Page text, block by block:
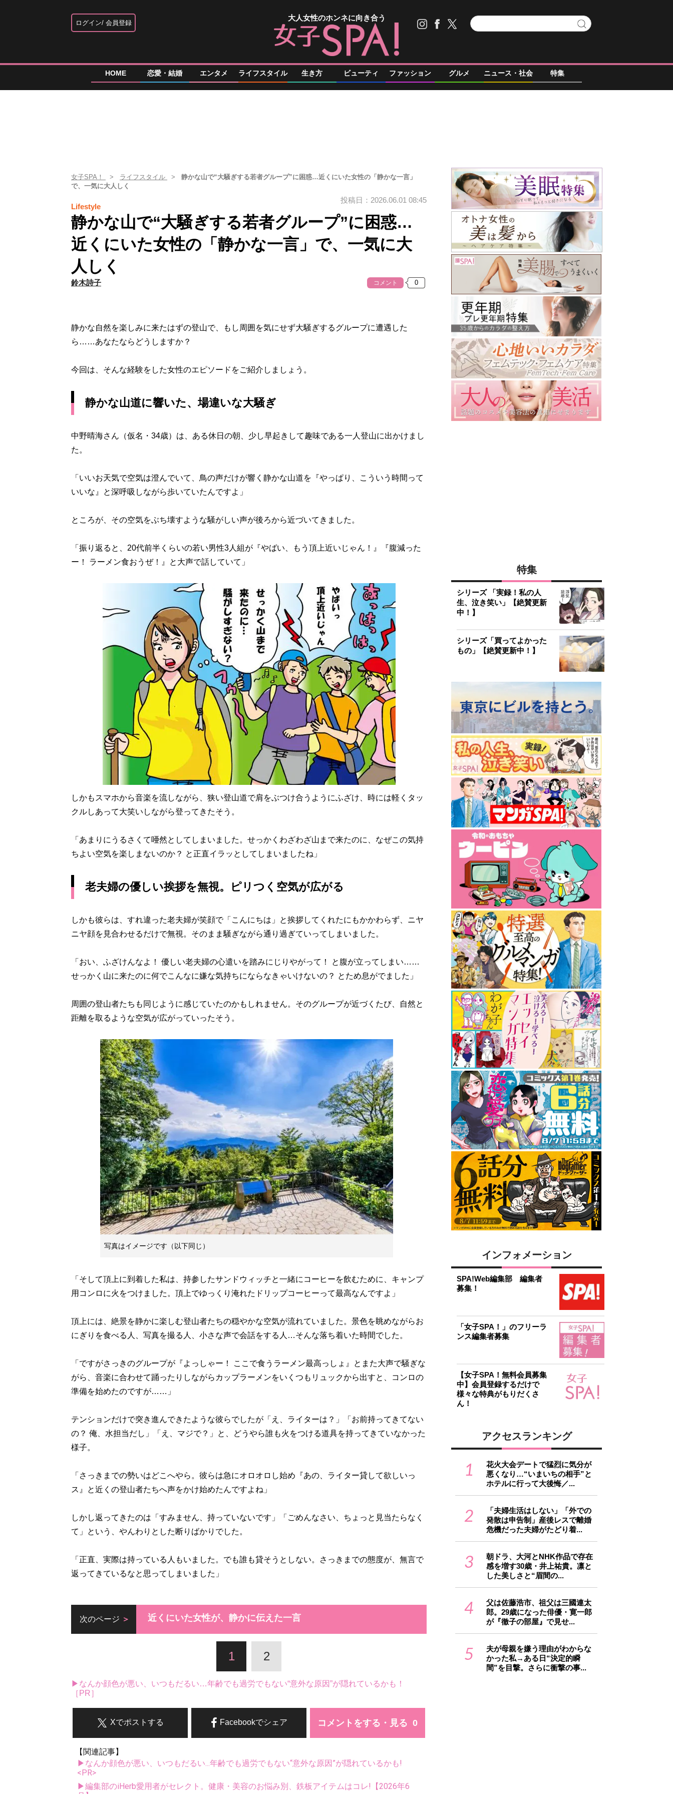
ログイン 会員登録
大人女性のホンネに向き合う
HOME 恋愛・結婚 エンタメ ライフスタイル 生き方 ビューティ ファッション グルメ ニュース・社会 特集
女子SPA！ ライフスタイル
静かな山で“大騒ぎする若者グループ”に困惑…近くにいた女性の「静かな一言」
で、一気に大人しく
Lifestyle
投稿日：2026.06.01 08:45
静かな山で“大騒ぎする若者グループ”に困惑…
近くにいた女性の「静かな一言」で、一気に大
人しく
鈴木詩子 コメント
静かな自然を楽しみに来たはずの登山で、もし周囲を気にせず大騒ぎするグループに遭遇した
ら……あなたならどうしますか？
今回は、そんな経験をした女性のエピソードをご紹介しましょう。
静かな山道に響いた、場違いな大騒ぎ
中野晴海さん（仮名・34歳）は、ある休日の朝、少し早起きして趣味である一人登山に出かけまし
た。
「いいお天気で空気は澄んでいて、鳥の声だけが響く静かな山道を『やっぱり、こういう時間って
いいな』と深呼吸しながら歩いていたんですよ」
ところが、その空気をぶち壊すような騒がしい声が後ろから近づいてきました。
「振り返ると、20代前半くらいの若い男性3人組が『やばい、もう頂上近いじゃん！』『腹減った
ー！ ラーメン食おうぜ！』と大声で話していて」
しかもスマホから音楽を流しながら、狭い登山道で肩をぶつけ合うようにふざけ、時には軽くタッ
クルしあって大笑いしながら登ってきたそう。
「あまりにうるさくて唖然としてしまいました。せっかくわざわざ山まで来たのに、なぜこの気持
ちよい空気を楽しまないのか？ と正直イラッとしてしまいましたね」
老夫婦の優しい挨拶を無視。ピリつく空気が広がる
しかも彼らは、すれ違った老夫婦が笑顔で「こんにちは」と挨拶してくれたにもかかわらず、ニヤ
ニヤ顔を見合わせるだけで無視。そのまま騒ぎながら通り過ぎていってしまいました。
「おい、ふざけんなよ！ 優しい老夫婦の心遣いを踏みにじりやがって！ と腹が立ってしまい……
せっかく山に来たのに何でこんなに嫌な気持ちにならなきゃいけないの？ とため息がでました」
周囲の登山者たちも同じように感じていたのかもしれません。そのグループが近づくたび、自然と
距離を取るような空気が広がっていったそう。
写真はイメージです（以下同じ）
「そして頂上に到着した私は、持参したサンドウィッチと一緒にコーヒーを飲むために、キャンプ
用コンロに火をつけました。頂上でゆっくり淹れたドリップコーヒーって最高なんですよ」
頂上には、絶景を静かに楽しむ登山者たちの穏やかな空気が流れていました。景色を眺めながらお
にぎりを食べる人、写真を撮る人、小さな声で会話をする人…そんな落ち着いた時間でした。
「ですがさっきのグループが『よっしゃー！ ここで食うラーメン最高っしょ』とまた大声で騒ぎな
がら、音楽に合わせて踊ったりしながらカップラーメンをいくつもリュックから出すと、コンロの
準備を始めたのですが……」
テンションだけで突き進んできたような彼らでしたが「え、ライターは？」「お前持ってきてない
の？ 俺、水担当だし」「え、マジで？」と、どうやら誰も火をつける道具を持ってきていなかった
様子。
「さっきまでの勢いはどこへやら。彼らは急にオロオロし始め『あの、ライター貸して欲しいっ
ス』と近くの登山者たちへ声をかけ始めたんですよね」
しかし返ってきたのは「すみません、持っていないです」「ごめんなさい、ちょっと見当たらなく
て」という、やんわりとした断りばかりでした。
「正直、実際は持っている人もいました。でも誰も貸そうとしない。さっきまでの態度が、無言で
返ってきているなと思ってしまいました」
次のページ 近くにいた女性が、静かに伝えた一言
1 2
▶なんか顔色が悪い、いつもだるい…年齢でも過労でもない“意外な原因”が隠れているかも！
［PR］
コメントをする・見る
Facebookでシェア
Xでポストする
【関連記事】
▶なんか顔色が悪い、いつもだるい...年齢でも過労でもない“意外な原因”が隠れているかも!
<PR>
▶編集部のiHerb愛用者がセレクト。健康・美容のお悩み別、鉄板アイテムはコレ!【2026年6
特集
シリーズ 「実録！私の人
生、泣き笑い」【絶賛更新
中！】
シリーズ「買ってよかった
もの」【絶賛更新中！】
インフォメーション
SPA!Web編集部 編集者
募集！
「女子SPA！」のフリーラ
ンス編集者募集
【女子SPA！無料会員募集
中】会員登録するだけで
様々な特典がもりだくさ
ん！
アクセスランキング
1
花火大会デートで猛烈に気分が
悪くなり…“いまいちの相手”と
ホテルに行って大後悔／...
2
「夫婦生活はしない」「外での
発散は申告制」産後レスで離婚
危機だった夫婦がたどり着...
3
朝ドラ、大河とNHK作品で存在
感を増す30歳・井上祐貴。凛と
した美しさと“眉間の...
4
父は佐藤浩市、祖父は三國連太
郎。29歳になった俳優・寛一郎
が『徹子の部屋』で見せ...
5
夫が母親を嫌う理由がわからな
かった私→ある日“決定的瞬
間”を目撃。さらに衝撃の事...